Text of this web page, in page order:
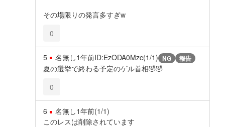
その場限りの発言多すぎw
0
5 名無し1年前ID:EzODA0Mzc(1/1) NG 報告
夏の選挙で終わる予定のゲル首相🤣🤣
0
6 名無し1年前(1/1)
このレスは削除されています